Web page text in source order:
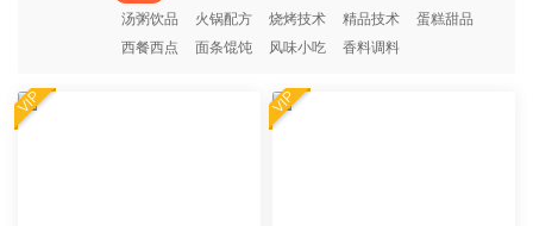
汤粥饮品
火锅配方 烧烤技术 精品技术
蛋糕甜品
西餐西点
面条馄饨 风味小吃 香料调料
VIP VIP